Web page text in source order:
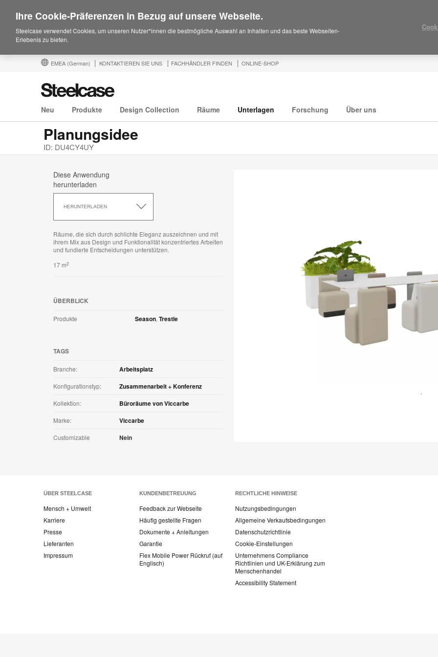
EMEA (German) KONTAKTIEREN SIE UNS FACHHÄNDLER FINDEN ONLINE-SHOP
Neu Produkte Design Collection Räume Unterlagen Forschung Über uns
Planungsidee
ID: DU4CY4UY
Diese Anwendung
herunterladen
HERUNTERLADEN
Anwendung
Räume, die sich durch schlichte Eleganz auszeichnen und mit
ihrem Mix aus Design und Funktionalität konzentriertes Arbeiten
und fundierte Entscheidungen unterstützen.
17 m2
ÜBERBLICK
Produkte Season, Trestle
TAGS
Branche: Arbeitsplatz
Konfigurationstyp: Zusammenarbeit + Konferenz
Kollektion: Büroräume von Viccarbe
Marke: Viccarbe
Customizable Nein
ÜBER STEELCASE
Mensch + Umwelt
Karriere
Presse
Lieferanten
Impressum
KUNDENBETREUUNG
Feedback zur Webseite
Häufig gestellte Fragen
Dokumente + Anleitungen
Garantie
Flex Mobile Power Rückruf (auf
Englisch)
RECHTLICHE HINWEISE
Nutzungsbedingungen
Allgemeine Verkaufsbedingungen
Datenschutzrichtlinie
Cookie-Einstellungen
Unternehmens Compliance
Richtlinien und UK-Erklärung zum
Menschenhandel
Accessibility Statement
Ihre Cookie-Präferenzen in Bezug auf unsere Webseite.
Steelcase verwendet Cookies, um unseren Nutzer*innen die bestmögliche Auswahl an Inhalten und das beste Webseiten-
Erlebenis zu bieten.